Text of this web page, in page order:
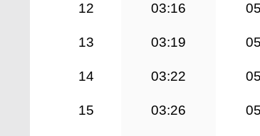
12 03:16
13 03:19
14 03:22
15 03:26